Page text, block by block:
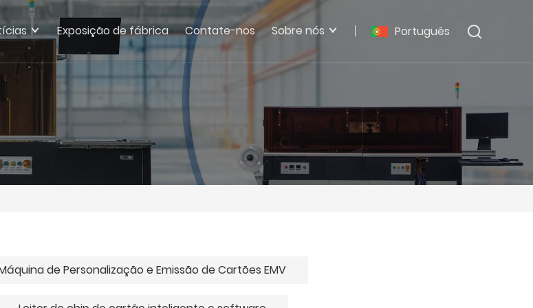
Português
Exposição de fábrica Contate-nos Sobre nós
de Personalização e Emissão de Cartões EMV